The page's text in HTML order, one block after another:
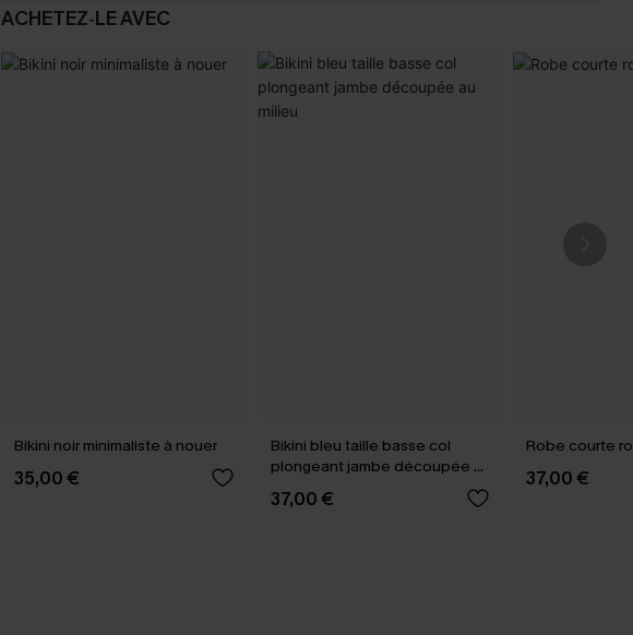
ACHETEZ‑LE AVEC
Bikini noir minimaliste à nouer
35,00 €
Bikini bleu taille basse col
plongeant jambe découpée au
milieu
37,00 €
Robe courte
37,00 €